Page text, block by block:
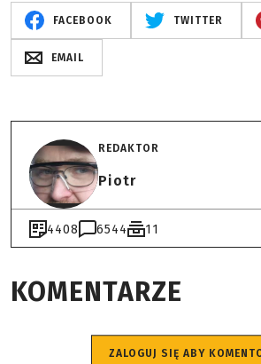
FACEBOOK TWITTER
EMAIL
REDAKTOR
Piotr
4408 6544 11
KOMENTARZE
ZALOGUJ SIĘ ABY